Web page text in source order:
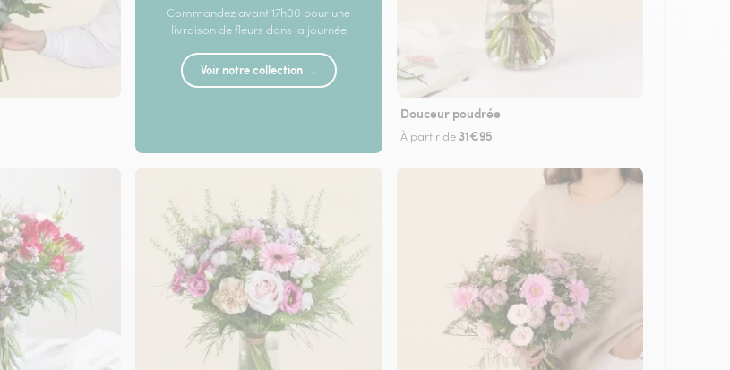
Commandez avant 17h00 pour une
livraison de fleurs dans la journée
Voir notre collection →
Douceur poudrée
À partir de 31€95